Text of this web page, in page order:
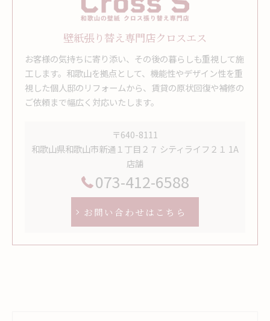
壁紙張り替え専門店クロスエス
お客様の気持ちに寄り添い、その後の暮らしも重視して施
工します。和歌山を拠点として、機能性やデザイン性を重
視した個人邸のリフォームから、賃貸の原状回復や補修の
ご依頼まで幅広く対応いたします。
〒640-8111
和歌山県和歌山市新通１丁目２７ シティライフ２１ 1A
店舗
073-412-6588
お問い合わせはこちら